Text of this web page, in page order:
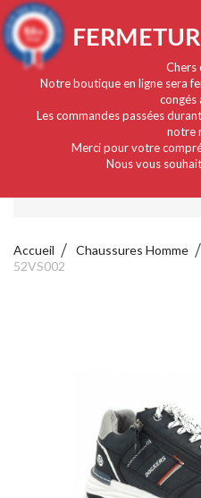
Français
Chers
Notre boutique en ligne sera
congés
Les commandes passées
notre
Merci pour votre
Nous vous
Accueil Chaussures Homme
52VS002
9.4/10